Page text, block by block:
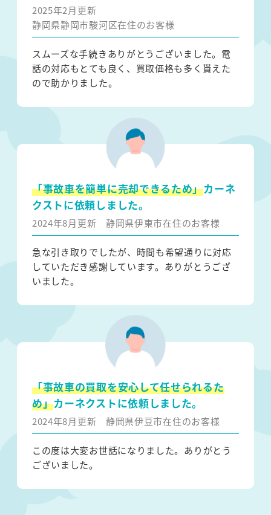
2025年2月更新
静岡県静岡市駿河区在住のお客様
スムーズな手続きありがとうございました。電
話の対応もとても良く、買取価格も多く貰えた
ので助かりました。
「事故車を簡単に売却できるため」カーネ
クストに依頼しました。
2024年8月更新 静岡県伊東市在住のお客様
急な引き取りでしたが、時間も希望通りに対応
していただき感謝しています。ありがとうござ
いました。
「事故車の買取を安心して任せられるた
め」カーネクストに依頼しました。
2024年8月更新 静岡県伊豆市在住のお客様
この度は大変お世話になりました。ありがとう
ございました。